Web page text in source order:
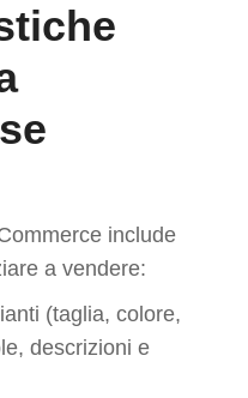
include
a vendere:
(taglia, colore,
descrizioni e